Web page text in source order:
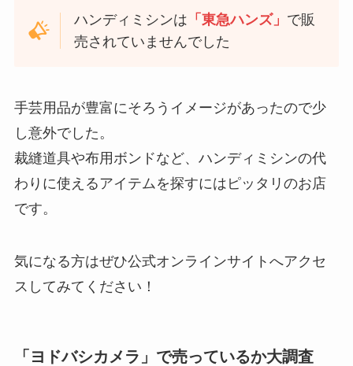
ハンディミシンは 「東急ハンズ」 で販
売されていませんでした
手芸用品が豊富にそろうイメージがあったので少
し意外でした。
裁縫道具や布用ボンドなど、ハンディミシンの代
わりに使えるアイテムを探すにはピッタリのお店
です。
気になる方はぜひ公式オンラインサイトへアクセ
スしてみてください！
「ヨドバシカメラ」で売っているか大調査